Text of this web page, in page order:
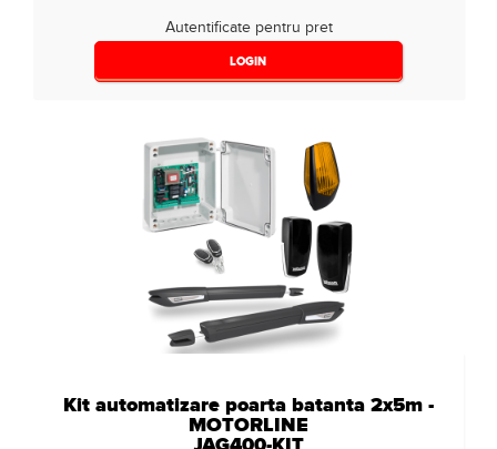
Autentificate pentru pret
LOGIN
Kit automatizare poarta batanta 2x5m -
MOTORLINE